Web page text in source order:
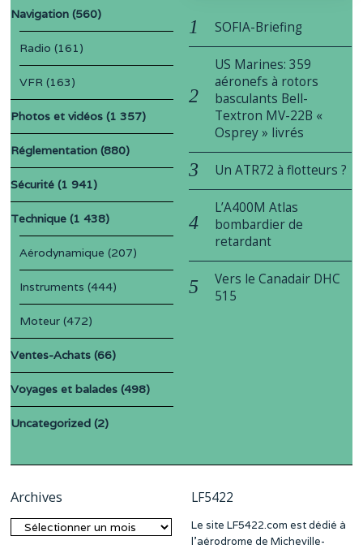
Navigation (560)
Radio (161)
VFR (163)
Photos et vidéos (1 357)
Réglementation (880)
Sécurité (1 941)
Technique (1 438)
Aérodynamique (207)
Instruments (444)
Moteur (472)
Ventes-Achats (66)
Voyages et balades (498)
Uncategorized (2)
SOFIA-Briefing
US Marines: 359
aéronefs à rotors
basculants Bell-
Textron MV-22B «
Osprey » livrés
Un ATR72 à flotteurs ?
L’A400M Atlas
bombardier de
retardant
Vers le Canadair DHC
515
Archives
Archives
LF5422
Le site LF5422.com est dédié à
l’aérodrome de Micheville-